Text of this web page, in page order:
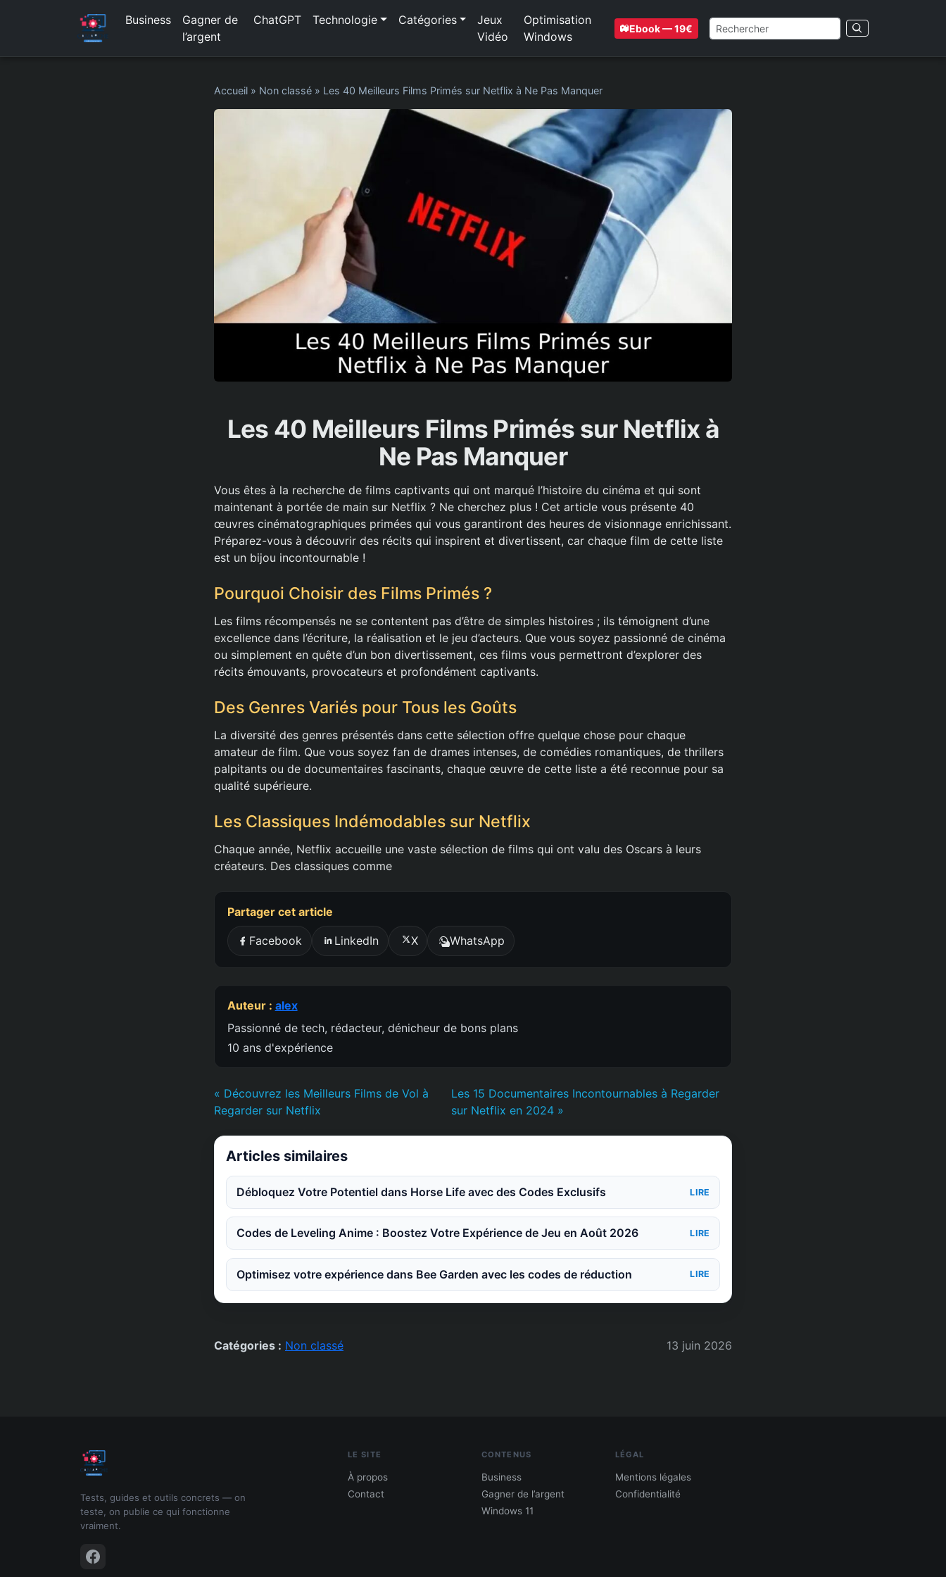
Business
Gagner de
l’argent
ChatGPT Technologie Catégories
Jeux
Vidéo
Optimisation
Windows
Ebook — 19€
Accueil » Non classé » Les 40 Meilleurs Films Primés sur Netflix à Ne Pas Manquer
Les 40 Meilleurs Films Primés sur Netflix à
Ne Pas Manquer
Vous êtes à la recherche de films captivants qui ont marqué l’histoire du cinéma et qui sont
maintenant à portée de main sur Netflix ? Ne cherchez plus ! Cet article vous présente 40
œuvres cinématographiques primées qui vous garantiront des heures de visionnage enrichissant.
Préparez-vous à découvrir des récits qui inspirent et divertissent, car chaque film de cette liste
est un bijou incontournable !
Pourquoi Choisir des Films Primés ?
Les films récompensés ne se contentent pas d’être de simples histoires ; ils témoignent d’une
excellence dans l’écriture, la réalisation et le jeu d’acteurs. Que vous soyez passionné de cinéma
ou simplement en quête d’un bon divertissement, ces films vous permettront d’explorer des
récits émouvants, provocateurs et profondément captivants.
Des Genres Variés pour Tous les Goûts
La diversité des genres présentés dans cette sélection offre quelque chose pour chaque
amateur de film. Que vous soyez fan de drames intenses, de comédies romantiques, de thrillers
palpitants ou de documentaires fascinants, chaque œuvre de cette liste a été reconnue pour sa
qualité supérieure.
Les Classiques Indémodables sur Netflix
Chaque année, Netflix accueille une vaste sélection de films qui ont valu des Oscars à leurs
créateurs. Des classiques comme
Partager cet article
Facebook LinkedIn X WhatsApp
Auteur : alex
Passionné de tech, rédacteur, dénicheur de bons plans
10 ans d'expérience
« Découvrez les Meilleurs Films de Vol à
Regarder sur Netflix
Les 15 Documentaires Incontournables à Regarder
sur Netflix en 2024 »
Articles similaires
Débloquez Votre Potentiel dans Horse Life avec des Codes Exclusifs LIRE
Codes de Leveling Anime : Boostez Votre Expérience de Jeu en Août 2026 LIRE
Optimisez votre expérience dans Bee Garden avec les codes de réduction LIRE
Catégories : Non classé 13 juin 2026
Tests, guides et outils concrets — on
teste, on publie ce qui fonctionne
vraiment.
LE SITE
À propos
Contact
CONTENUS
Business
Gagner de l’argent
Windows 11
LÉGAL
Mentions légales
Confidentialité